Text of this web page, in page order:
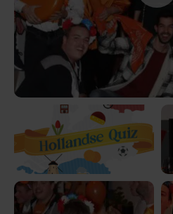
Bekijk
de
afbeelding